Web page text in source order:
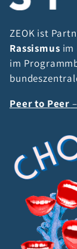
ZEOK ist
Rassismus im
im
Peer to Peer